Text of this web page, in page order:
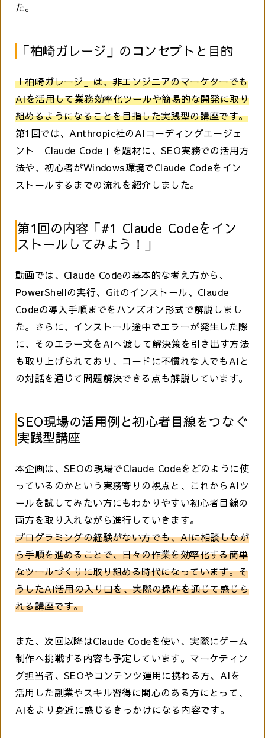
た。
「柏崎ガレージ」のコンセプトと目的
「柏崎ガレージ」は、非エンジニアのマーケターでも
AIを活用して業務効率化ツールや簡易的な開発に取り
組めるようになることを目指した実践型の講座です。
第1回では、Anthropic社のAIコーディングエージェ
ント「Claude Code」を題材に、SEO実務での活用方
法や、初心者がWindows環境でClaude Codeをイン
ストールするまでの流れを紹介しました。
第1回の内容「#1 Claude Codeをイン
ストールしてみよう！」
動画では、Claude Codeの基本的な考え方から、
PowerShellの実行、Gitのインストール、Claude
Codeの導入手順までをハンズオン形式で解説しまし
た。さらに、インストール途中でエラーが発生した際
に、そのエラー文をAIへ渡して解決策を引き出す方法
も取り上げられており、コードに不慣れな人でもAIと
の対話を通じて問題解決できる点も解説しています。
SEO現場の活用例と初心者目線をつなぐ
実践型講座
本企画は、SEOの現場でClaude Codeをどのように使
っているのかという実務寄りの視点と、これからAIツ
ールを試してみたい方にもわかりやすい初心者目線の
両方を取り入れながら進行していきます。
プログラミングの経験がない方でも、AIに相談しなが
ら手順を進めることで、日々の作業を効率化する簡単
なツールづくりに取り組める時代になっています。そ
うしたAI活用の入り口を、実際の操作を通じて感じら
れる講座です。
また、次回以降はClaude Codeを使い、実際にゲーム
制作へ挑戦する内容も予定しています。マーケティン
グ担当者、SEOやコンテンツ運用に携わる方、AIを
活用した副業やスキル習得に関心のある方にとって、
AIをより身近に感じるきっかけになる内容です。